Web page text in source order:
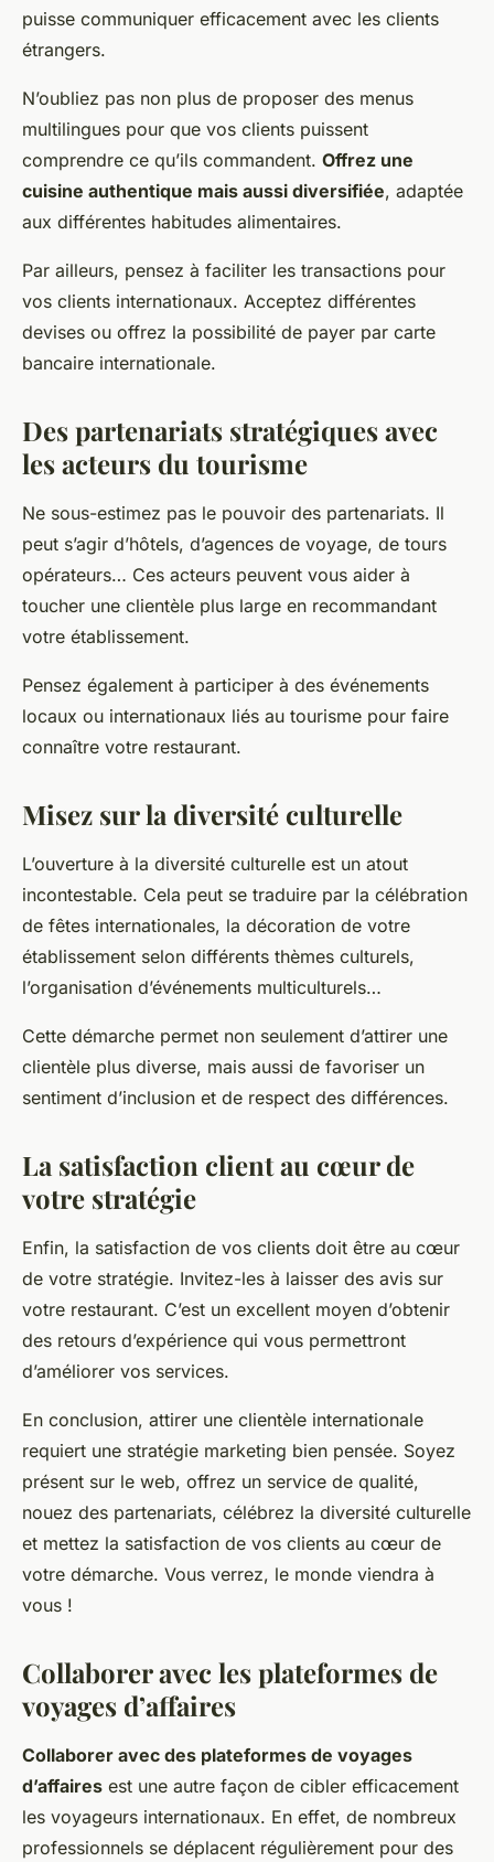
puisse communiquer efficacement avec les clients
étrangers.
N’oubliez pas non plus de proposer des menus
multilingues pour que vos clients puissent
comprendre ce qu’ils commandent. Offrez une
cuisine authentique mais aussi diversifiée, adaptée
aux différentes habitudes alimentaires.
Par ailleurs, pensez à faciliter les transactions pour
vos clients internationaux. Acceptez différentes
devises ou offrez la possibilité de payer par carte
bancaire internationale.
Des partenariats stratégiques avec
les acteurs du tourisme
Ne sous-estimez pas le pouvoir des partenariats. Il
peut s’agir d’hôtels, d’agences de voyage, de tours
opérateurs… Ces acteurs peuvent vous aider à
toucher une clientèle plus large en recommandant
votre établissement.
Pensez également à participer à des événements
locaux ou internationaux liés au tourisme pour faire
connaître votre restaurant.
Misez sur la diversité culturelle
L’ouverture à la diversité culturelle est un atout
incontestable. Cela peut se traduire par la célébration
de fêtes internationales, la décoration de votre
établissement selon différents thèmes culturels,
l’organisation d’événements multiculturels…
Cette démarche permet non seulement d’attirer une
clientèle plus diverse, mais aussi de favoriser un
sentiment d’inclusion et de respect des différences.
La satisfaction client au cœur de
votre stratégie
Enfin, la satisfaction de vos clients doit être au cœur
de votre stratégie. Invitez-les à laisser des avis sur
votre restaurant. C’est un excellent moyen d’obtenir
des retours d’expérience qui vous permettront
d’améliorer vos services.
En conclusion, attirer une clientèle internationale
requiert une stratégie marketing bien pensée. Soyez
présent sur le web, offrez un service de qualité,
nouez des partenariats, célébrez la diversité culturelle
et mettez la satisfaction de vos clients au cœur de
votre démarche. Vous verrez, le monde viendra à
vous !
Collaborer avec les plateformes de
voyages d’affaires
Collaborer avec des plateformes de voyages
d’affaires est une autre façon de cibler efficacement
les voyageurs internationaux. En effet, de nombreux
professionnels se déplacent régulièrement pour des